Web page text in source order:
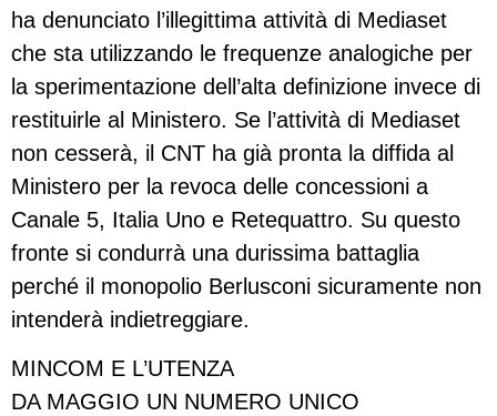
ha denunciato l’illegittima attività di Mediaset
che sta utilizzando le frequenze analogiche per
la sperimentazione dell’alta definizione invece di
restituirle al Ministero. Se l’attività di Mediaset
non cesserà, il CNT ha già pronta la diffida al
Ministero per la revoca delle concessioni a
Canale 5, Italia Uno e Retequattro. Su questo
fronte si condurrà una durissima battaglia
perché il monopolio Berlusconi sicuramente non
intenderà indietreggiare.
MINCOM E L’UTENZA
DA MAGGIO UN NUMERO UNICO